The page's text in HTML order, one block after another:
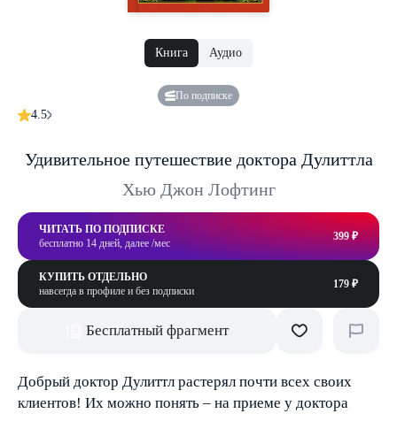
Книга Аудио
По подписке
4.5
Удивительное путешествие доктора Дулиттла
Хью Джон Лофтинг
ЧИТАТЬ ПО ПОДПИСКЕ
бесплатно 14 дней, далее /мес
399 ₽
КУПИТЬ ОТДЕЛЬНО
навсегда в профиле и без подписки
179 ₽
Бесплатный фрагмент
Добрый доктор Дулиттл растерял почти всех своих
клиентов! Их можно понять – на приеме у доктора